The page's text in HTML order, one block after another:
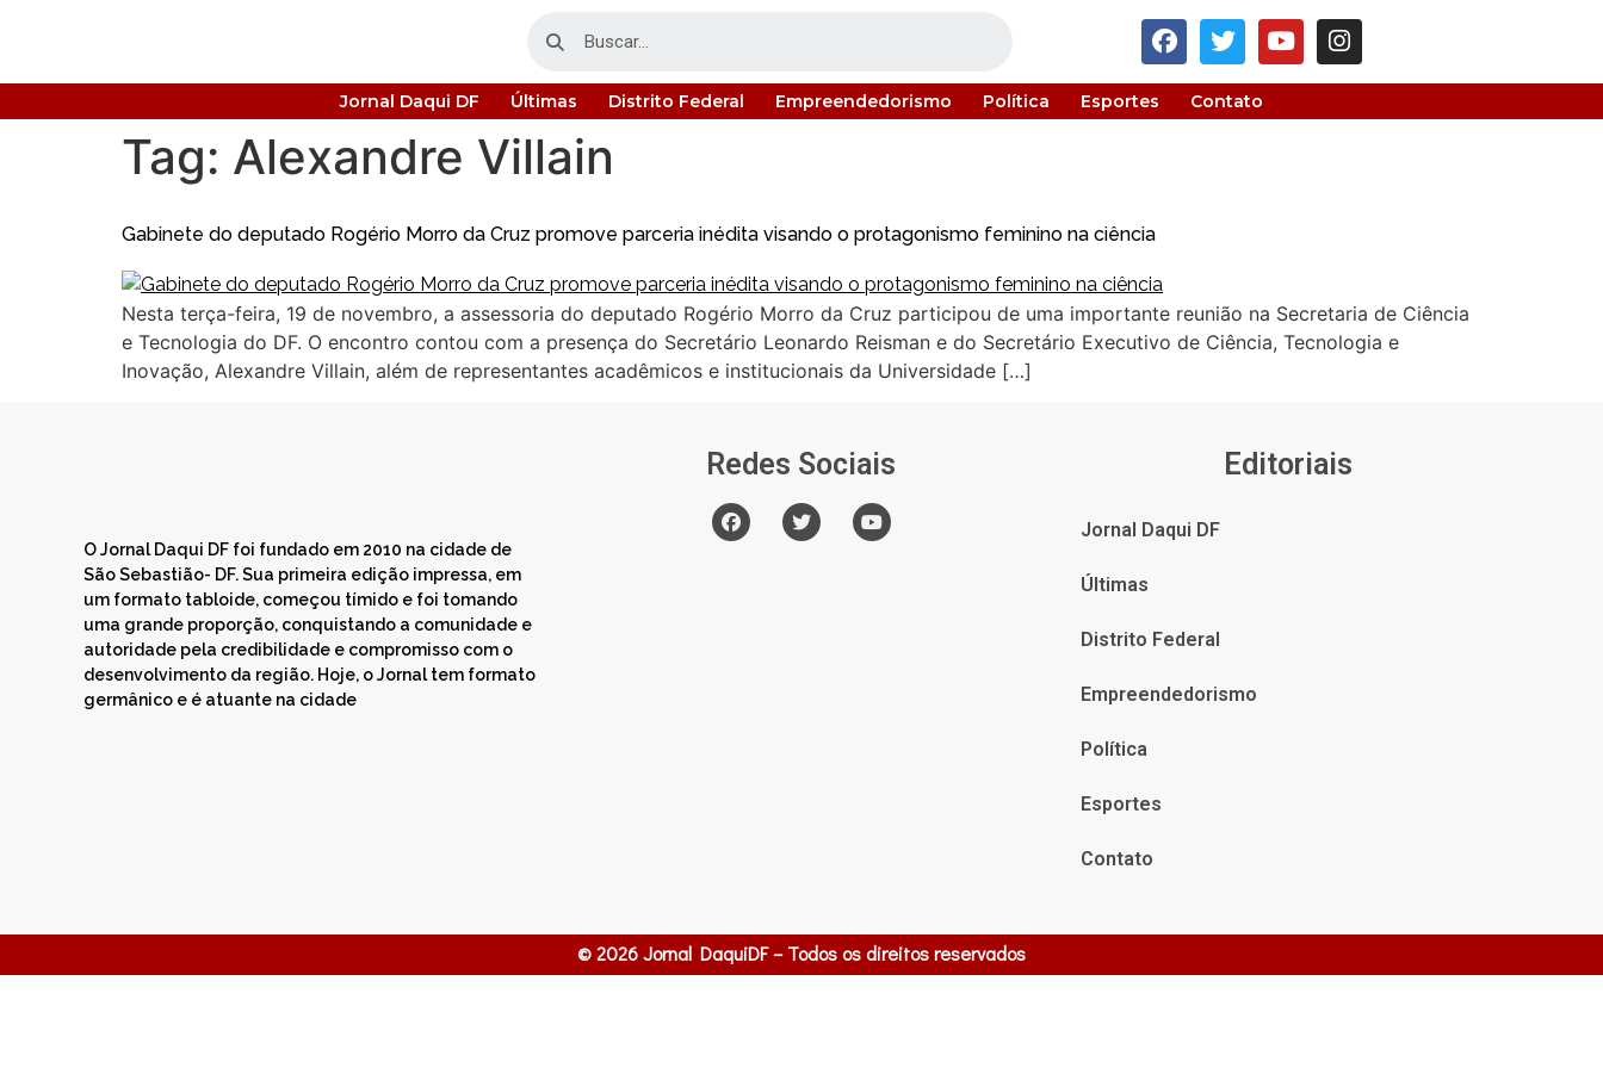
Jornal Daqui DF Últimas Distrito Federal Empreendedorismo Política Esportes Contato
Tag: Alexandre Villain
Gabinete do deputado Rogério Morro da Cruz promove parceria inédita visando o protagonismo feminino na ciência
Nesta terça-feira, 19 de novembro, a assessoria do deputado Rogério Morro da Cruz participou de uma importante reunião na Secretaria de Ciência
e Tecnologia do DF. O encontro contou com a presença do Secretário Leonardo Reisman e do Secretário Executivo de Ciência, Tecnologia e
Inovação, Alexandre Villain, além de representantes acadêmicos e institucionais da Universidade […]
O Jornal Daqui DF foi fundado em 2010 na cidade de
São Sebastião- DF. Sua primeira edição impressa, em
um formato tabloide, começou tímido e foi tomando
uma grande proporção, conquistando a comunidade e
autoridade pela credibilidade e compromisso com o
desenvolvimento da região. Hoje, o Jornal tem formato
germânico e é atuante na cidade
Redes Sociais Editoriais
Jornal Daqui DF
Últimas
Distrito Federal
Empreendedorismo
Política
Esportes
Contato
© 2026 Jornal DaquiDF – Todos os direitos reservados